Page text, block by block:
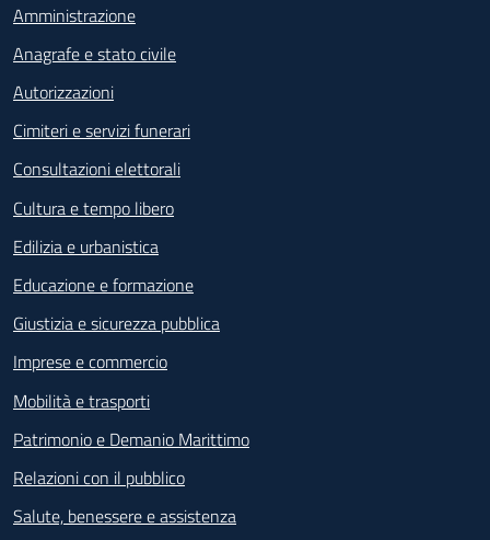
Amministrazione
Anagrafe e stato civile
Autorizzazioni
Cimiteri e servizi funerari
Consultazioni elettorali
Cultura e tempo libero
Edilizia e urbanistica
Educazione e formazione
Giustizia e sicurezza pubblica
Imprese e commercio
Mobilità e trasporti
Patrimonio e Demanio Marittimo
Relazioni con il pubblico
Salute, benessere e assistenza